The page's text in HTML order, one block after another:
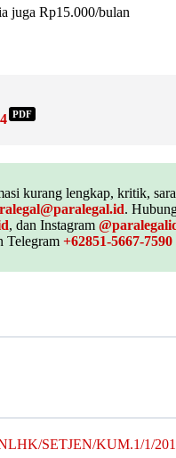
juga Rp15.000/bulan
PDF
kurang lengkap, kritik,
.
, dan Instagram
Telegram +62851-5667-7590
SETJEN/KUM.1/1/